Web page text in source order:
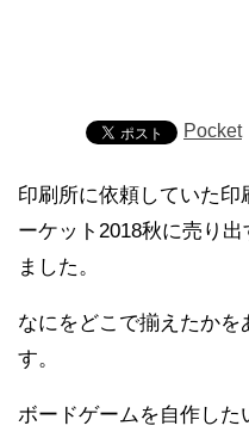
Pocket
印刷所に依頼していた
ーケット2018秋に売り
ました。
なにをどこで揃えたかを
す。
ボードゲームを自作し